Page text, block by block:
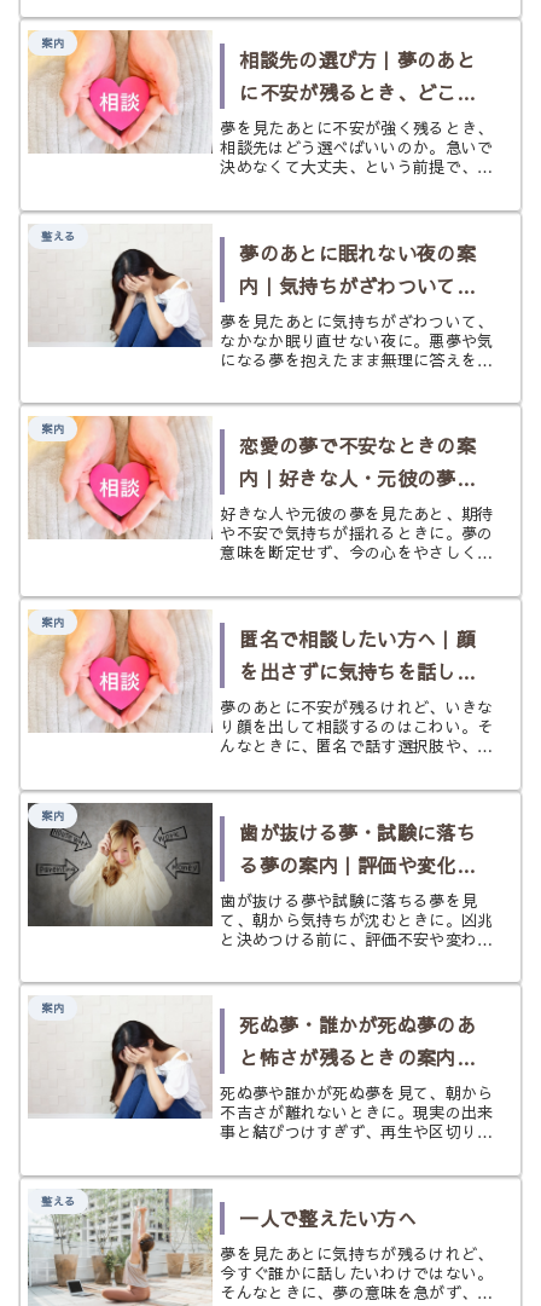
ジです。
案内
相談先の選び方｜夢のあと
に不安が残るとき、どこへ
相談するか迷ったら
夢を見たあとに不安が強く残るとき、
相談先はどう選べばいいのか。急いで
決めなくて大丈夫、という前提で、自
整理するページです。
整える
夢のあとに眠れない夜の案
内｜気持ちがざわついて眠
れないときに
夢を見たあとに気持ちがざわついて、
なかなか眠り直せない夜に。悪夢や気
になる夢を抱えたまま無理に答えを出
の案内ページです。
案内
恋愛の夢で不安なときの案
内｜好きな人・元彼の夢に
気持ちが揺れたら
好きな人や元彼の夢を見たあと、期待
や不安で気持ちが揺れるときに。夢の
意味を断定せず、今の心をやさしく整
するページです。
案内
匿名で相談したい方へ｜顔
を出さずに気持ちを話した
いときに
夢のあとに不安が残るけれど、いきな
り顔を出して相談するのはこわい。そ
んなときに、匿名で話す選択肢や、無
ページです。
案内
歯が抜ける夢・試験に落ち
る夢の案内｜評価や変化へ
の不安が強いときに
歯が抜ける夢や試験に落ちる夢を見
て、朝から気持ちが沈むときに。凶兆
と決めつける前に、評価不安や変わり
めの案内ページです。
案内
死ぬ夢・誰かが死ぬ夢のあ
と怖さが残るときの案内｜
不吉さを抱え込まないため
に
死ぬ夢や誰かが死ぬ夢を見て、朝から
不吉さが離れないときに。現実の出来
事と結びつけすぎず、再生や区切りの
めの案内ページです。
整える
一人で整えたい方へ
夢を見たあとに気持ちが残るけれど、
今すぐ誰かに話したいわけではない。
そんなときに、夢の意味を急がず、ひ